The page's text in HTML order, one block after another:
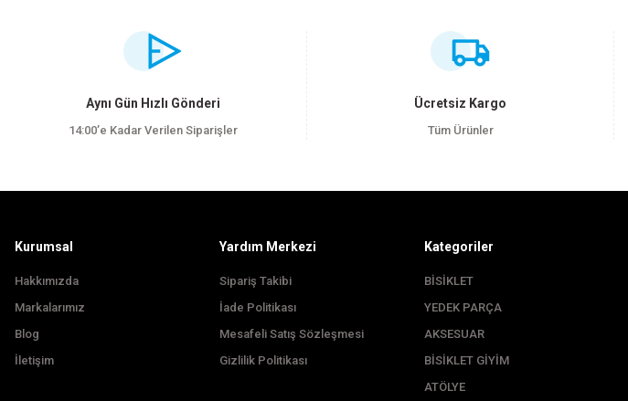
Görüş ve önerileriniz için teşekkür ederiz.
Ürün açıklamasında eksik bilgiler bulunuyor.
Ürün bilgilerinde hatalar bulunuyor.
Aynı Gün Hızlı Gönderi
14:00’e Kadar Verilen Siparişler
Ücretsiz Kargo
Tüm Ürünler
Kurumsal
Hakkımızda
Markalarımız
Blog
İletişim
Yardım Merkezi
Sipariş Takibi
İade Politikası
Mesafeli Satış Sözleşmesi
Gizlilik Politikası
Kategoriler
BİSİKLET
YEDEK PARÇA
AKSESUAR
BİSİKLET GİYİM
ATÖLYE